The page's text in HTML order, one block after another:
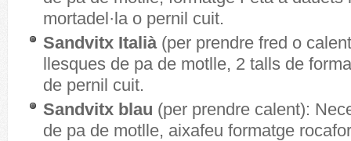
mortadel·la o pernil cuit.
Sandvitx Italià(per prendre fred o
llesques de pa de motlle, 2 talls de
de pernil cuit.
Sandvitx blau (per prendre calent):
de pa de motlle, aixafeu formatge